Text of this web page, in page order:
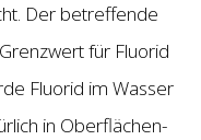
Der betreffende
für Fluorid
Fluorid im Wasser
in Oberflächen-